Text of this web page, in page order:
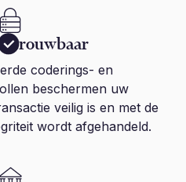
coderings- en
beschermen uw
veilig is en met de
wordt afgehandeld.